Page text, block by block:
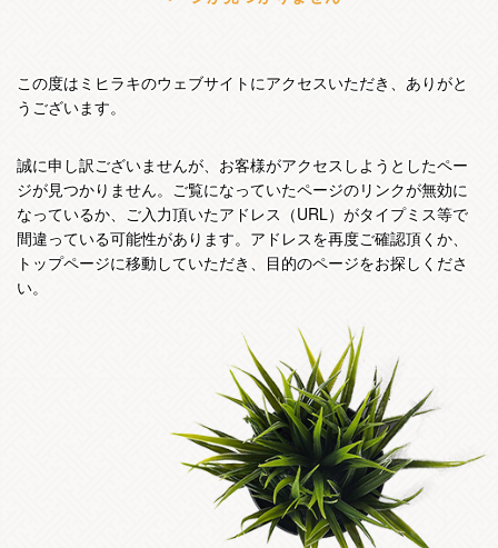
この度はミヒラキのウェブサイトにアクセスいただき、ありがと
うございます。
誠に申し訳ございませんが、お客様がアクセスしようとしたペー
ジが見つかりません。ご覧になっていたページのリンクが無効に
なっているか、ご入力頂いたアドレス（URL）がタイプミス等で
間違っている可能性があります。アドレスを再度ご確認頂くか、
トップページに移動していただき、目的のページをお探しくださ
い。